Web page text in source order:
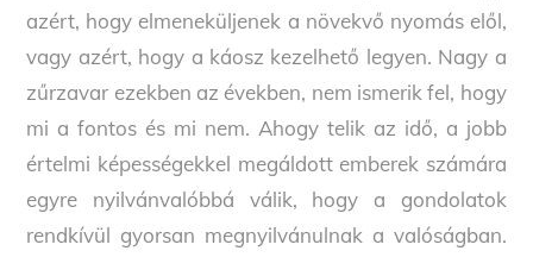
azért, hogy elmeneküljenek a növekvő nyomás elől,
vagy azért, hogy a káosz kezelhető legyen. Nagy a
zűrzavar ezekben az években, nem ismerik fel, hogy
mi a fontos és mi nem. Ahogy telik az idő, a jobb
értelmi képességekkel megáldott emberek számára
egyre nyilvánvalóbbá válik, hogy a gondolatok
rendkívül gyorsan megnyilvánulnak a valóságban.